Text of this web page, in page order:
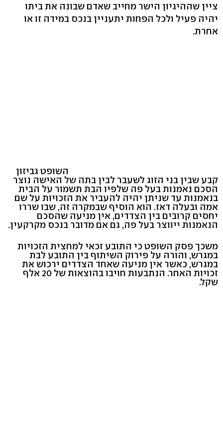
ציין שההיגיון הישר מחייב שאדם שבונה את ביתו
יהיה פעיל ולכל הפחות יתעניין בנכס במידה זו או
אחרת.
השופט גביזון
קבע שבין בני הזוג לשעבר לבין בתה של האישה נוצר
הסכם נאמנות בעל פה שלפיו הבת תשמור על הבית
בנאמנות עד שניתן יהיה להעביר את הזכויות על שם
אמה ובעלה דאז. הוא הוסיף שבמקרה זה, שבו שררו
יחסים קרובים בין הצדדים, אין מניעה שהסכם
הנאמנות ייווצר בעל פה, גם אם מדובר בנכס מקרקעין.
משכך פסק השופט כי התובע זכאי למחצית הזכויות
במגרש, והורה על פירוק השיתוף בין התובע לבת
במגרש, כאשר אין מניעה שאחד הצדדים ירכוש את
זכויות האחר. הנתבעות חויבו בהוצאות של 20 אלף
שקל.